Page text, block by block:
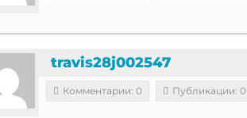
travis28j002547
Комментарии: 0 Публикации: 0